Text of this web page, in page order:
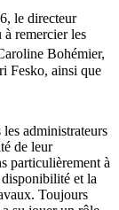
le directeur
remercier les
Bohémier,
Fesko, ainsi que
les administrateurs
de leur
particulièrement à
et la
Toujours